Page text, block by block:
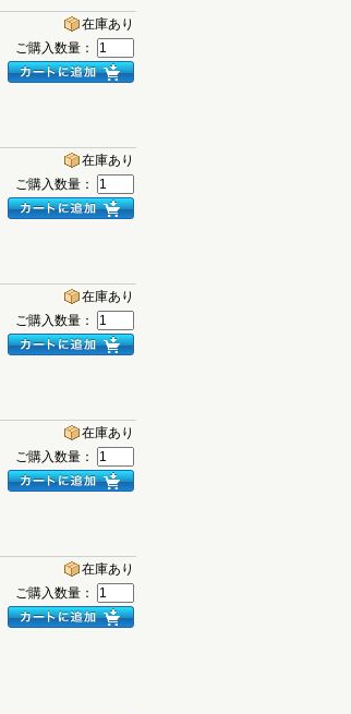
在庫あり
ご購入数量：
在庫あり
ご購入数量：
在庫あり
ご購入数量：
在庫あり
ご購入数量：
在庫あり
ご購入数量：